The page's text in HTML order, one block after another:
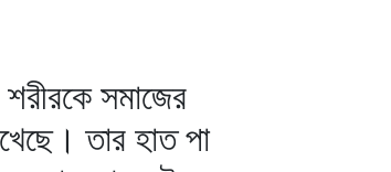
সমাজের
তার হাত পা